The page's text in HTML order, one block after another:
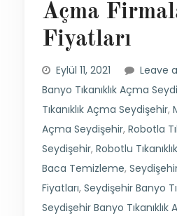
Açma
Fiyatları
Eylül 11, 2021
Leave
Banyo Tıkanıklık Açma
Tıkanıklık Açma Seydişehir,
Açma Seydişehir, Robotla
Seydişehir, Robotlu
Baca Temizleme,
Fiyatları, Seydişehir Banyo
Seydişehir Banyo Tıkanıklık